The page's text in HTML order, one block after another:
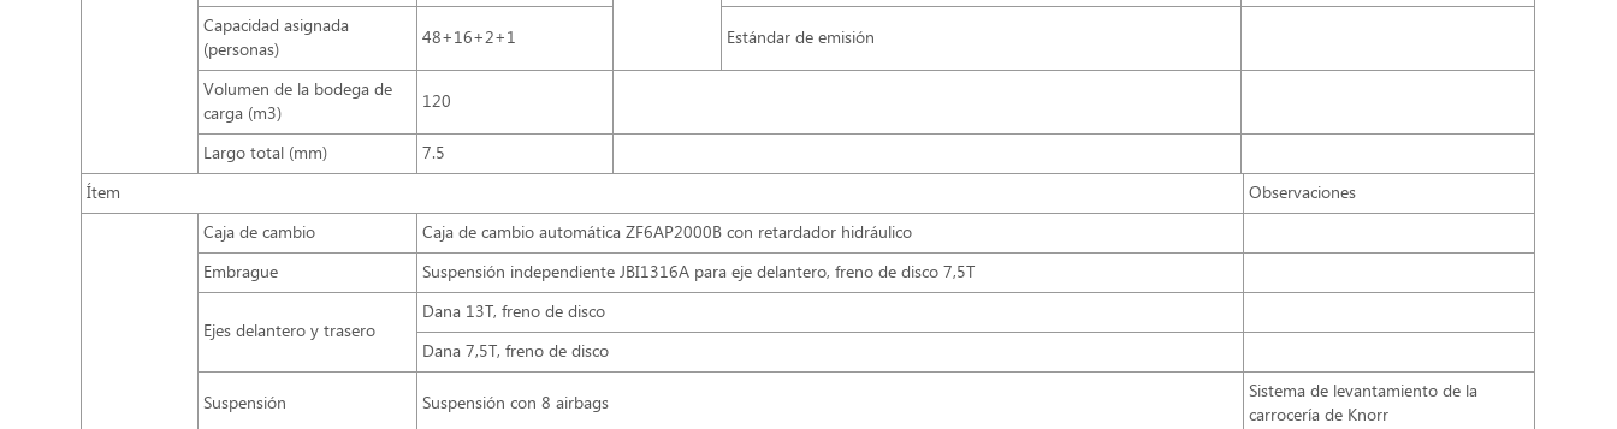
Capacidad asignada
(personas)
48+16+2+1 Estándar de emisión
Volumen de la bodega de
carga (m3)
120
Largo total (mm)
7.5
Ítem
Observaciones
Caja de cambio
Caja de cambio automática ZF6AP2000B con retardador hidráulico
Embrague
Suspensión independiente JBI1316A para eje delantero, freno de disco 7,5T
Ejes delantero y trasero
Dana 13T, freno de disco
Dana 7,5T, freno de disco
Suspensión Suspensión con 8 airbags
Sistema de levantamiento de la
carrocería de Knorr